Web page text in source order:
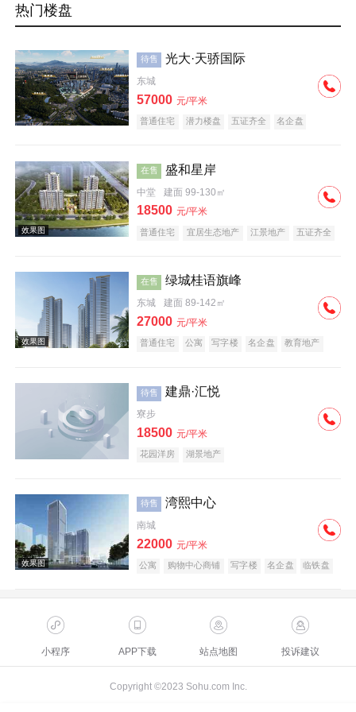
热门楼盘
待售 光大·天骄国际
东城
57000 元/平米
普通住宅 潜力楼盘 五证齐全 名企盘
在售 盛和星岸
中堂 建面 99-130㎡
18500 元/平米
普通住宅 宜居生态地产 江景地产 五证齐全
在售 绿城桂语旗峰
东城 建面 89-142㎡
27000 元/平米
普通住宅 公寓 写字楼 名企盘 教育地产
待售 建鼎·汇悦
寮步
18500 元/平米
花园洋房 湖景地产
待售 湾熙中心
南城
22000 元/平米
公寓 购物中心商铺 写字楼 名企盘 临铁盘
小程序 APP下载 站点地图 投诉建议
Copyright ©2023 Sohu.com Inc.